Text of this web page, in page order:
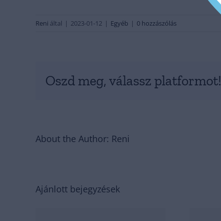
Reni által | 2023-01-12 | Egyéb | 0 hozzászólás
Oszd meg, válassz platformot!
About the Author: Reni
Ajánlott bejegyzésekKötelező